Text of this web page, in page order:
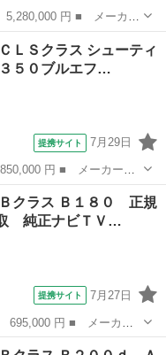
クラス ■ グレード
ンパッケージ ＡＭＧラ
ＬＳクラス シューティ
５０ブルエフ…
提携サイト 7月29日
Ｓクラス シューティン
ルエフィシューティン
クラス Ｂ１８０ 正規
純正ナビＴＶ…
提携サイト 7月27日
クラス ■ グレード